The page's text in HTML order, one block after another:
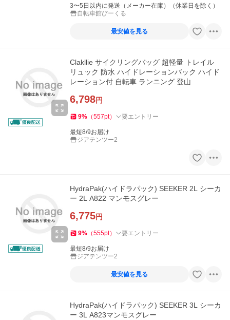
3〜5日以内に発送（メーカー在庫）（休業日を除く）
自転車館びーくる
最安値を見る
Clakllie サイクリングバッグ 超軽量 トレイル
リュック 防水 ハイドレーションバック ハイド
レーション付 自転車 ランニング 登山
6,798円
9% （557pt） 要エントリー
最短8/9お届け
ジアテンツー2
HydraPak(ハイドラパック) SEEKER 2L シーカ
ー 2L A822 マンモスグレー
6,775円
9% （555pt） 要エントリー
最短8/9お届け
ジアテンツー2
最安値を見る
HydraPak(ハイドラパック) SEEKER 3L シーカ
ー 3L A823マンモスグレー